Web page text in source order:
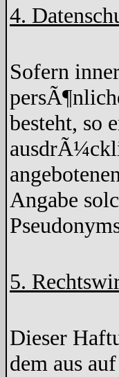
4.
Sofern
besteht, so
Angabe
5.
Dieser
dem aus